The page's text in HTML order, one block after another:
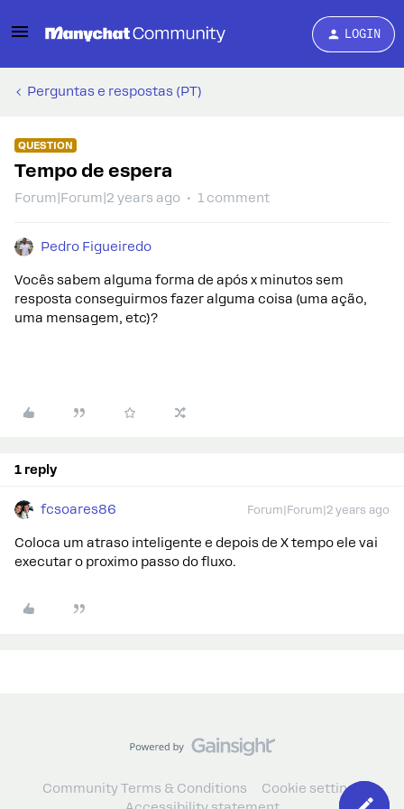
LOGIN
Perguntas e respostas (PT)
QUESTION
Tempo de espera
Forum|Forum|2 years ago 1 comment
Pedro Figueiredo
Vocês sabem alguma forma de após x minutos sem
resposta conseguirmos fazer alguma coisa (uma ação,
uma mensagem, etc)?
1 reply
fcsoares86 Forum|Forum|2 years ago
Coloca um atraso inteligente e depois de X tempo ele vai
executar o proximo passo do fluxo.
Community Terms & Conditions
Cookie settings